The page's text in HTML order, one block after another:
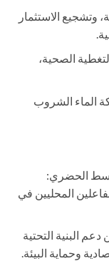
وتشجيع الاستثمار
الصحية،
الماء الشروب
الحضري:
المحليين في
وتضمن دعم البنية التحتية
وحماية البيئة.